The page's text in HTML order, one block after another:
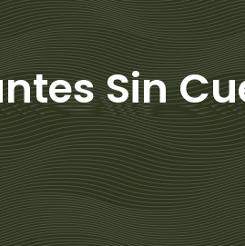
Sin